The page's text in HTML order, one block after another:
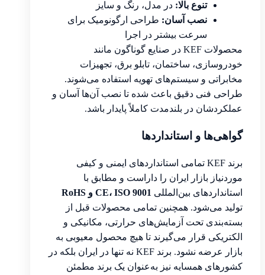
تنوع بالا: در مدل، رنگ و سایز
نصب آسان: طراحی ارگونومیک برای
سرعت بیشتر در اجرا
محصولات KEF در صنایع گوناگون مانند
خودروسازی، ساختمان، تابلو برق، تجهیزات
مخابراتی و سیستم‌های تهویه استفاده می‌شوند.
طراحی فنی دقیق باعث شده تا نصب آن‌ها آسان و
عملکردشان در بلندمدت کاملاً پایدار باشد.
گواهی‌ها و استانداردها
برند KEF تمامی استانداردهای ایمنی و کیفی
موردنیاز بازار ایران را داراست و مطابق با
استانداردهای بین‌المللی CE، ISO 9001 و RoHS
تولید می‌شود. همچنین تمامی محصولات قبل از
بسته‌بندی تحت آزمایش‌های حرارتی، مکانیکی و
الکتریکی قرار می‌گیرند تا هیچ محصول معیوبی به
بازار عرضه نشود. برند KEF نه تنها در ایران بلکه در
کشورهای همسایه نیز به‌عنوان یک برند مطمئن